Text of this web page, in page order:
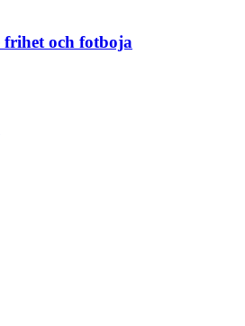
och fotboja